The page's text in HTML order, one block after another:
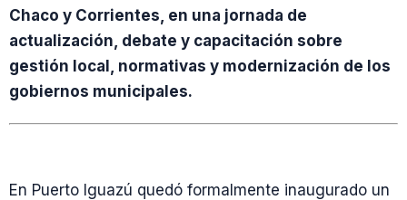
Chaco y Corrientes, en una jornada de
actualización, debate y capacitación sobre
gestión local, normativas y modernización de los
gobiernos municipales.
En Puerto Iguazú quedó formalmente inaugurado un